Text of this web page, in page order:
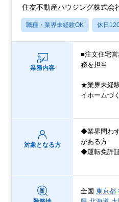
住友不動産ハウジング株式会
職種・業界未経験OK 休日
業務内容
■注文住宅
務を担当
★業界未経
イホームづ
対象となる方
◆業界問わ
がある方
◆運転免許
全国東京都